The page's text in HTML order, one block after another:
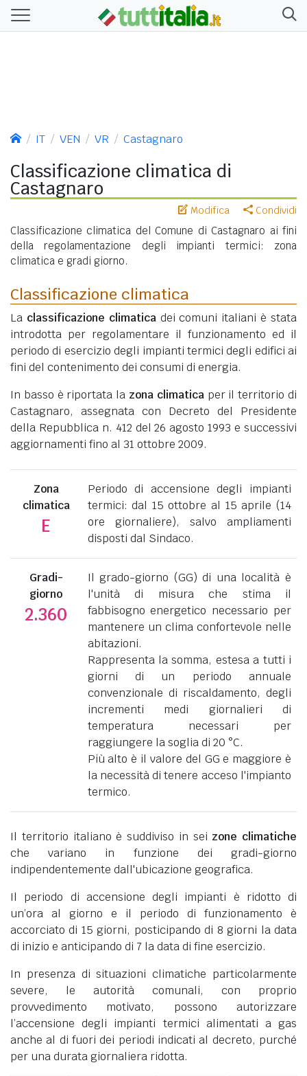
IT VEN VR Castagnaro
Classificazione climatica di
Castagnaro
Modifica Condividi
Classificazione climatica del Comune di Castagnaro ai fini
della regolamentazione degli impianti termici: zona
climatica e gradi giorno.
Classificazione climatica
La classificazione climaticadei comuni italiani è stata
introdotta per regolamentare il funzionamento ed il
periodo di esercizio degli impianti termici degli edifici ai
fini del contenimento dei consumi di energia.
In basso è riportata la zona climaticaper il territorio di
Castagnaro, assegnata con Decreto del Presidente
della Repubblica n. 412 del 26 agosto 1993 e successivi
aggiornamenti fino al 31 ottobre 2009.
Zona
climatica
E
Periodo di accensione degli impianti
termici: dal 15 ottobre al 15 aprile (14
ore giornaliere), salvo ampliamenti
disposti dal Sindaco.
Gradi-
giorno
2.360
Il grado-giorno (GG) di una località è
l'unità di misura che stima il
fabbisogno energetico necessario per
mantenere un clima confortevole nelle
abitazioni.
Rappresenta la somma, estesa a tutti i
giorni di un periodo annuale
convenzionale di riscaldamento, degli
incrementi medi giornalieri di
temperatura necessari per
raggiungere la soglia di 20 °C.
Più alto è il valore del GG e maggiore è
la necessità di tenere acceso l'impianto
termico.
Il territorio italiano è suddiviso in sei zone climatiche
che variano in funzione dei gradi-giorno
indipendentemente dall'ubicazione geografica.
Il periodo di accensione degli impianti è ridotto di
un’ora al giorno e il periodo di funzionamento è
accorciato di 15 giorni, posticipando di 8 giorni la data
di inizio e anticipando di 7 la data di fine esercizio.
In presenza di situazioni climatiche particolarmente
severe, le autorità comunali, con proprio
provvedimento motivato, possono autorizzare
l’accensione degli impianti termici alimentati a gas
anche al di fuori dei periodi indicati al decreto, purché
per una durata giornaliera ridotta.